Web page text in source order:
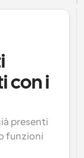
con i
presenti
funzioni